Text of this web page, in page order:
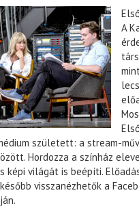
A
született: a stream-
Hordozza a színház
képi világát is beépíti.
visszanézhetők a